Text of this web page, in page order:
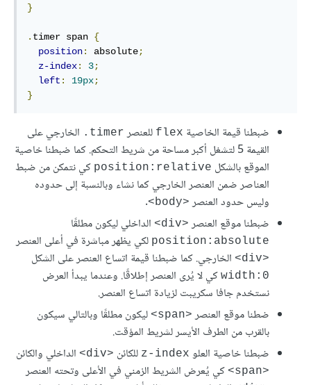
}
. timer span {
position: absolute;
z-index: 3;
left : 19px;
}
ضبطنا قيمة الخاصية flex للعنصر timer.
الخارجي على
القيمة 5 لتشغل أكبر مساحة من شريط التحكم. كما ضبطنا خاصية
الموقع بالشكل position:relative كي نتمكن من ضبط
العناصر ضمن العنصر الخارجي كما نشاء وبالنسبة إلى حدوده
وليس حدود العنصر <body>
.
ضبطنا موقع العنصر <div> الداخلي ليكون مطلقًا
position:absolute لكي يظهر مباشرة في أعلى العنصر
<div> الخارجي. كما ضبطنا قيمة اتساع العنصر على الشكل
width:0 كي لا يُرى العنصر إطلاقًا. وعندما يبدأ العرض
نستخدم جافا سكريبت لزيادة اتساع العنصر.
ضطنا موقع العنصر <span>
ليكون مطلقًا وبالتالي سيكون
بالقرب من الطرف اﻷيسر لشريط المؤقت.
ضبطنا خاصية العلو z-index للكائن <div> الداخلي والكائن
<span> كي يُعرض الشريط الزمني في الأعلى وتحته العنصر